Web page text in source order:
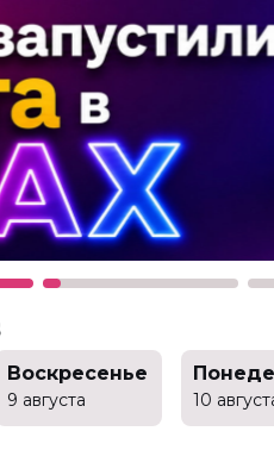
Воскресенье
9 августа 10